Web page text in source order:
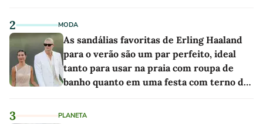
2 MODA
As sandálias favoritas de Erling Haaland
para o verão são um par perfeito, ideal
tanto para usar na praia com roupa de
banho quanto em uma festa com terno de
3 PLANETA